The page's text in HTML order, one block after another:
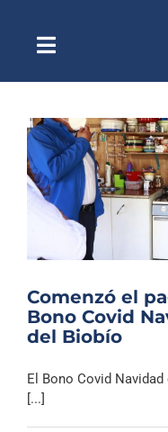
contenidoToggle
Navigation
Escuchar
Comenzó el
Bono Covid
del Biobío
El Bono Covid
[...]